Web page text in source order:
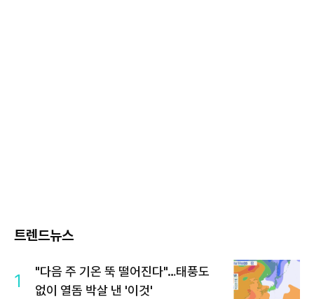
트렌드뉴스
1
"다음 주 기온 뚝 떨어진다"…태풍도
없이 열돔 박살 낸 '이것'